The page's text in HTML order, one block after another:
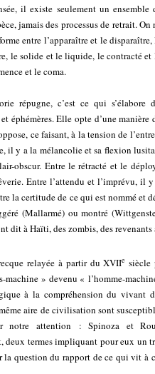
il existe seulement un ensemble
jamais des processus de retrait.
entre l’apparaître et le
le solide et le liquide, le contracté
et le coma.
répugne, c’est ce qui s’élabore
éphémères. Elle opte d’une
ce faisant, à la tension de
il y a la mélancolie et sa flexion
obscur. Entre le rétracté et le
Entre l’attendu et l’imprévu, il
la certitude de ce qui est nommé et
(Mallarmé) ou montré
dit à Haïti, des zombis, des
relayée à partir du XVIIe siècle
machine » devenu « l’homme-
à la compréhension du vivant
aire de civilisation sont
notre attention : Spinoza et
deux termes impliquant pour eux un
la question du rapport de ce qui vit à